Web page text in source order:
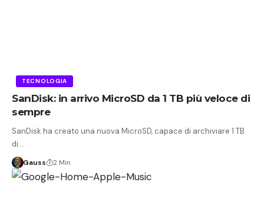
TECNOLOGIA
SanDisk: in arrivo MicroSD da 1 TB più veloce di
sempre
SanDisk ha creato una nuova MicroSD, capace di archiviare 1 TB
di…
Gauss 2 Min